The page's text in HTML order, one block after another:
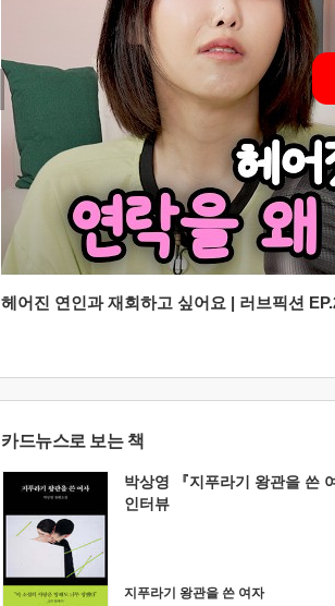
헤어진 연인과 재회하고 싶어요 | 러브픽션
카드뉴스로 보는 책
박상영 『지푸라기 왕관을 쓴
인터뷰
지푸라기 왕관을 쓴 여자